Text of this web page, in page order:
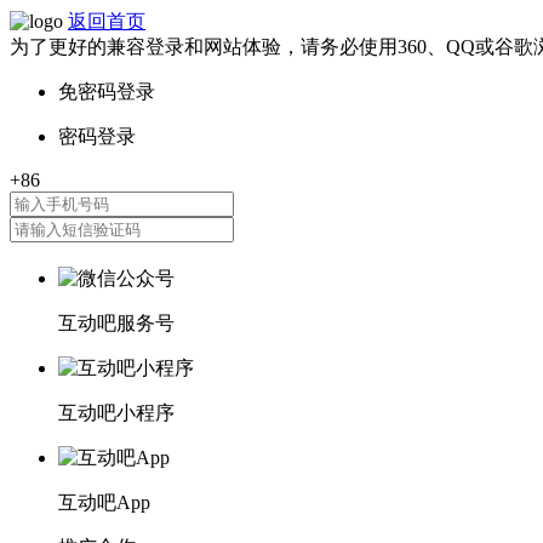
返回首页
为了更好的兼容登录和网站体验，请务必使用360、QQ或谷歌
互动吧服务号
互动吧小程序
互动吧App